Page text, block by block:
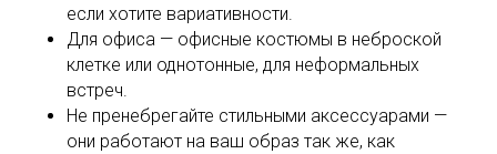
если хотите вариативности.
Для офиса — офисные костюмы в неброской
клетке или однотонные, для неформальных
встреч.
Не пренебрегайте стильными аксессуарами —
они работают на ваш образ так же, как